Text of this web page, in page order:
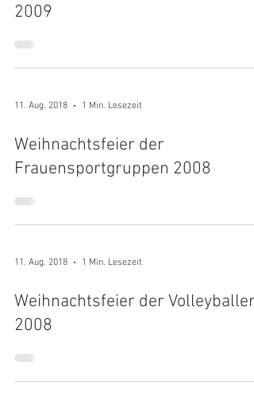
2009
11. Aug. 2018 1 Min. Lesezeit
Weihnachtsfeier der
Frauensportgruppen 2008
11. Aug. 2018 1 Min. Lesezeit
Weihnachtsfeier der Volleyballer
2008